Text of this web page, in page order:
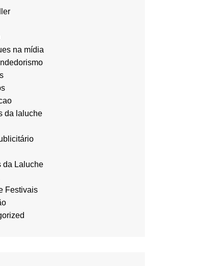
na mídia
da laluche
da Laluche
Festivais